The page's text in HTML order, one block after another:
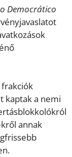
Democrático
kaptak a nemi
annak